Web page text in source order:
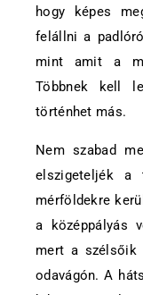
hogy képes
felállni a
mint amit a
Többnek kell
történhet más.
Nem szabad
elszigeteljék a
mérföldekre
a középpályás
mert a szélsőik
odavágón. A